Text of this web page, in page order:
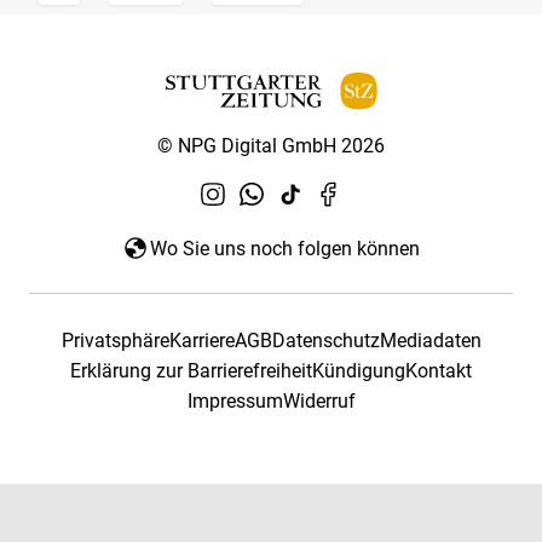
© NPG Digital GmbH 2026
Wo Sie uns noch folgen können
PrivatsphäreKarriereAGBDatenschutzMediadaten
Erklärung zur BarrierefreiheitKündigungKontakt
ImpressumWiderruf